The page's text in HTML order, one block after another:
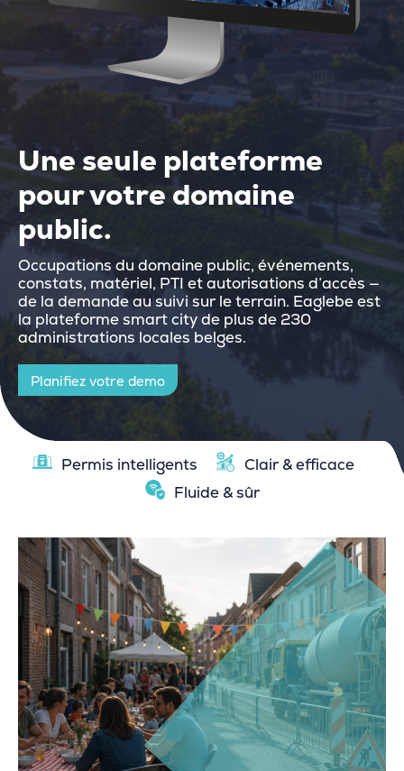
Une seule plateforme
pour votre domaine
public.
Occupations du domaine public, événements,
constats, matériel, PTI et autorisations d’accès —
de la demande au suivi sur le terrain. Eaglebe est
la plateforme smart city de plus de 230
administrations locales belges.
Planifiez votre demo
Permis intelligents
Clair & efficace
Fluide & sûr